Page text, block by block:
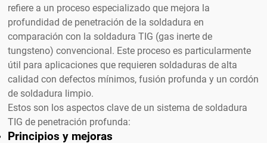
refiere a un proceso especializado que mejora la
profundidad de penetración de la soldadura en
comparación con la soldadura TIG (gas inerte de
tungsteno) convencional. Este proceso es particularmente
útil para aplicaciones que requieren soldaduras de alta
calidad con defectos mínimos, fusión profunda y un cordón
de soldadura limpio.
Estos son los aspectos clave de un sistema de soldadura
TIG de penetración profunda:
Principios y mejoras